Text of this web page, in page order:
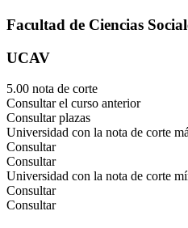
Facultad de Ciencias
UCAV
5.00 nota de corte
Consultar el curso anterior
Consultar plazas
Universidad con la nota de corte
Consultar
Consultar
Universidad con la nota de corte
Consultar
Consultar